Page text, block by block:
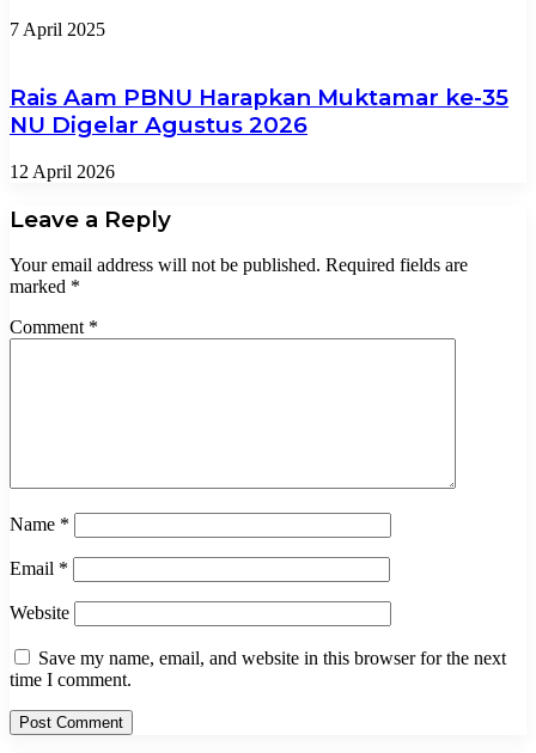
7 April 2025
Rais Aam PBNU Harapkan Muktamar ke-35
NU Digelar Agustus 2026
12 April 2026
Leave a Reply
Your email address will not be published. Required fields are
marked *
Comment *
Name *
Email *
Website
Save my name, email, and website in this browser for the next
time I comment.